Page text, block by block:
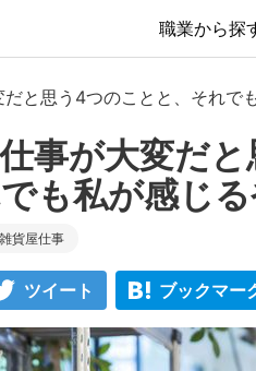
職業から探
と思う4つのことと、それで
事が大変だ
も私が感じ
雑貨屋仕事
ツイート ブックマー